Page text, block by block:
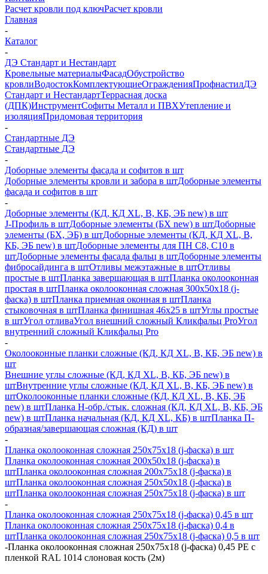
Расчет кровли под ключРасчет кровли
Главная
-
Каталог
-
ДЭ Стандарт и Нестандарт
Кровельные материалыФасадОбустройство
кровлиВодостокКомплектующиеОгражденияПрофнастилДЭ
Стандарт и НестандартТеррасная доска
(ДПК)ИнструментСофиты Металл и ПВХУтепление и
изоляцияПридомовая территория
-
Стандартные ДЭ
Стандартные ДЭ
-
Доборные элементы фасада и софитов в шт
Доборные элементы кровли и забора в штДоборные элементы
фасада и софитов в шт
-
Доборные элементы (КД, КД XL, В, КБ, ЭБ new) в шт
J-Профиль в штДоборные элементы (БХ new) в штДоборные
элементы (БХ, ЭБ) в штДоборные элементы (КД, КД XL, В,
КБ, ЭБ new) в штДоборные элементы для ПН С8, С10 в
штДоборные элементы фасада фальц в штДоборные элементы
фибросайдинга в штОтливы межэтажные в штОтливы
простые в штПланка завершающая в штПланка околооконная
простая в штПланка околооконная сложная 300х50х18 (j-
фаска) в штПланка приемная оконная в штПланка
стыковочная в штПланка финишная 46х25 в штУглы простые
в штУгол отливаУгол внешний сложный Кликфальц ProУгол
внутренний сложный Кликфальц Pro
-
Околооконные планки сложные (КД, КД XL, В, КБ, ЭБ new) в
шт
Внешние углы сложные (КД, КД XL, В, КБ, ЭБ new) в
штВнутренние углы сложные (КД, КД XL, В, КБ, ЭБ new) в
штОколооконные планки сложные (КД, КД XL, В, КБ, ЭБ
new) в штПланка H-обр./стык. сложная (КД, КД XL, В, КБ, ЭБ
new) в штПланка начальная (КД, КД XL, КБ) в штПланка П-
образная/завершающая сложная (КД) в шт
-
Планка околооконная сложная 250х75х18 (j-фаска) в шт
Планка околооконная сложная 200х50х18 (j-фаска) в
штПланка околооконная сложная 200х75х18 (j-фаска) в
штПланка околооконная сложная 250х50х18 (j-фаска) в
штПланка околооконная сложная 250х75х18 (j-фаска) в шт
-
Планка околооконная сложная 250х75х18 (j-фаска) 0,45 в шт
Планка околооконная сложная 250х75х18 (j-фаска) 0,4 в
штПланка околооконная сложная 250х75х18 (j-фаска) 0,5 в шт
-Планка околооконная сложная 250х75х18 (j-фаска) 0,45 PE с
пленкой RAL 1014 слоновая кость (2м)